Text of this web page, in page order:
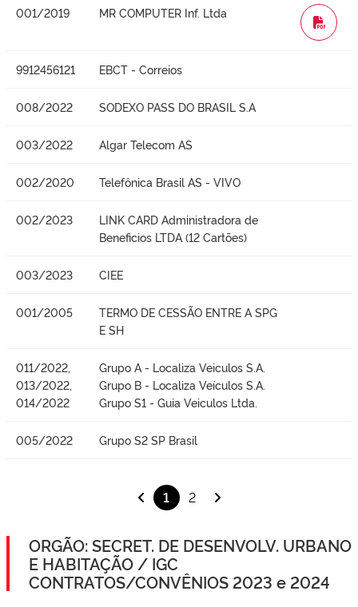
001/2019 MR COMPUTER Inf. Ltda
WORD
9912456121 EBCT - Correios
008/2022 SODEXO PASS DO BRASIL S.A
003/2022 Algar Telecom AS
002/2020 Telefônica Brasil AS - VIVO
002/2023
LINK CARD Administradora de
Beneficios LTDA (12 Cartões)
003/2023 CIEE
001/2005
TERMO DE CESSÃO ENTRE A SPG
E SH
011/2022,
013/2022,
014/2022
Grupo A - Localiza Veiculos S.A.
Grupo B - Localiza Veículos S.A.
Grupo S1 - Guia Veiculos Ltda.
005/2022 Grupo S2 SP Brasil
1 2
ORGÃO: SECRET. DE DESENVOLV. URBANO
E HABITAÇÃO / IGC
CONTRATOS/CONVÊNIOS 2023 e 2024